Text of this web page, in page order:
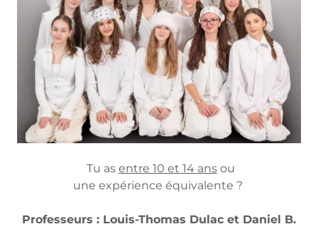
Tu as entre 10 et 14 ansou
une expérience équivalente ?
Professeurs : Louis-Thomas Dulac et Daniel B.